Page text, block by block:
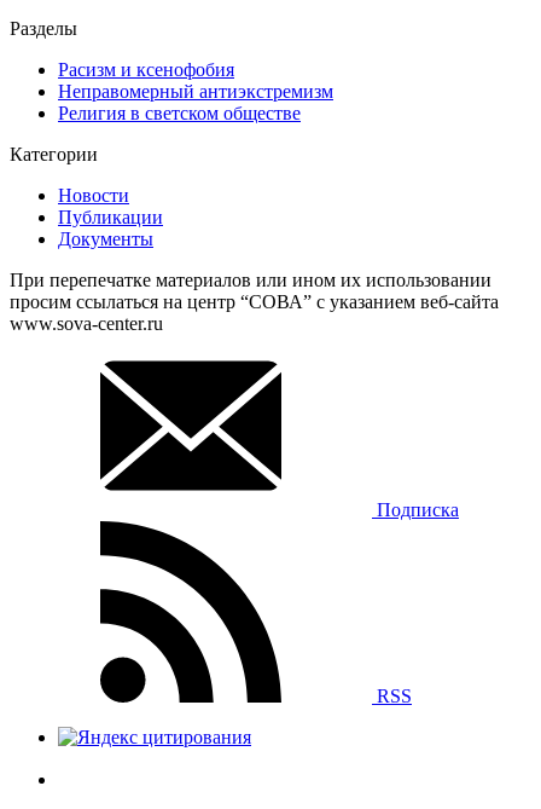
Разделы
Расизм и ксенофобия
Неправомерный антиэкстремизм
Религия в светском обществе
Категории
Новости
Публикации
Документы
При перепечатке материалов или ином их использовании
просим ссылаться на центр “СОВА” с указанием веб-сайта
www.sova-center.ru
Подписка
RSS